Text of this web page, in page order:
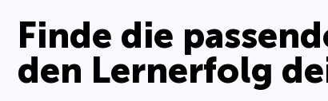
Finde die
den Lernerfolg